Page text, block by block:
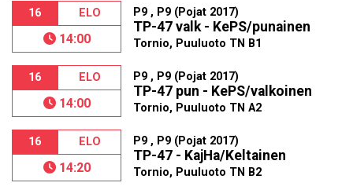
16 ELO
14:00
P9 , P9 (Pojat 2017)
TP-47 valk - KePS/punainen
Tornio, Puuluoto TN B1
16 ELO
14:00
P9 , P9 (Pojat 2017)
TP-47 pun - KePS/valkoinen
Tornio, Puuluoto TN A2
16 ELO
14:20
P9 , P9 (Pojat 2017)
TP-47 - KajHa/Keltainen
Tornio, Puuluoto TN B2